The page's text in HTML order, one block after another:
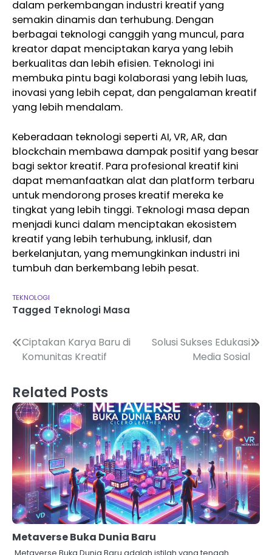
dalam perkembangan industri kreatif yang
semakin dinamis dan terhubung. Dengan
berbagai teknologi canggih yang muncul, para
kreator dapat menciptakan karya yang lebih
berkualitas dan lebih efisien. Teknologi ini
membuka pintu bagi kolaborasi yang lebih luas,
inovasi yang lebih cepat, dan pengalaman kreatif
yang lebih mendalam.
Keberadaan teknologi seperti AI, VR, AR, dan
blockchain membawa dampak positif yang besar
bagi sektor kreatif. Para profesional kreatif kini
dapat memanfaatkan alat dan platform terbaru
untuk mendorong proses kreatif mereka ke
tingkat yang lebih tinggi. Teknologi masa depan
menjadi kunci dalam menciptakan ekosistem
kreatif yang lebih terhubung, inklusif, dan
berkelanjutan, yang memungkinkan industri ini
tumbuh dan berkembang lebih pesat.
TEKNOLOGI
Tagged Teknologi Masa
Navigasi
pos
Ciptakan Karya Baru di
Komunitas Kreatif
Solusi Sukses Edukasi
Media Sosial
Related Posts
Metaverse Buka Dunia Baru
Metaverse Buka Dunia Baru adalah istilah yang tengah